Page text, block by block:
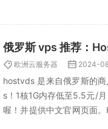
欧洲云服务器 2024-
hostvds 是来自俄罗斯的
s！1核1G内存低至5.5元/
喔！并提供中文官网页面